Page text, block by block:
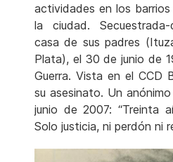
actividades en los
la ciudad.
casa de sus padres
Plata), el 30 de junio de
Guerra. Vista en el CCD
su asesinato. Un
junio de 2007: “Treinta
Solo justicia, ni perdón ni